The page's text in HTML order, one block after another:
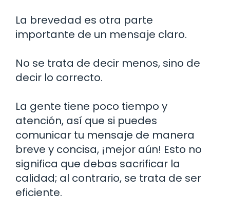
La brevedad es otra parte
importante de un mensaje claro.
No se trata de decir menos, sino de
decir lo correcto.
La gente tiene poco tiempo y
atención, así que si puedes
comunicar tu mensaje de manera
breve y concisa, ¡mejor aún! Esto no
significa que debas sacrificar la
calidad; al contrario, se trata de ser
eficiente.